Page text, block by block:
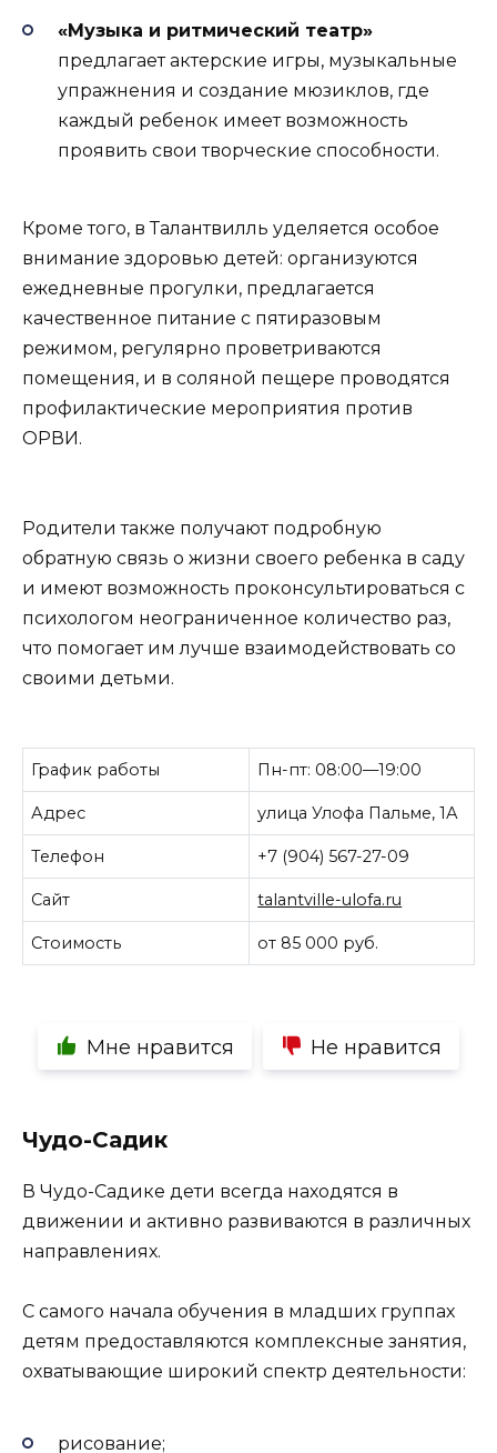
«Музыка и ритмический театр»
предлагает актерские игры, музыкальные
упражнения и создание мюзиклов, где
каждый ребенок имеет возможность
проявить свои творческие способности.
Кроме того, в Талантвилль уделяется особое
внимание здоровью детей: организуются
ежедневные прогулки, предлагается
качественное питание с пятиразовым
режимом, регулярно проветриваются
помещения, и в соляной пещере проводятся
профилактические мероприятия против
ОРВИ.
Родители также получают подробную
обратную связь о жизни своего ребенка в саду
и имеют возможность проконсультироваться с
психологом неограниченное количество раз,
что помогает им лучше взаимодействовать со
своими детьми.
График работы Пн-пт: 08:00—19:00
Адрес улица Улофа Пальме, 1А
Телефон +7 (904) 567-27-09
Сайт talantville-ulofa.ru
Стоимость от 85 000 руб.
Мне нравится Не нравится
Чудо-Садик
В Чудо-Садике дети всегда находятся в
движении и активно развиваются в различных
направлениях.
С самого начала обучения в младших группах
детям предоставляются комплексные занятия,
охватывающие широкий спектр деятельности:
рисование;